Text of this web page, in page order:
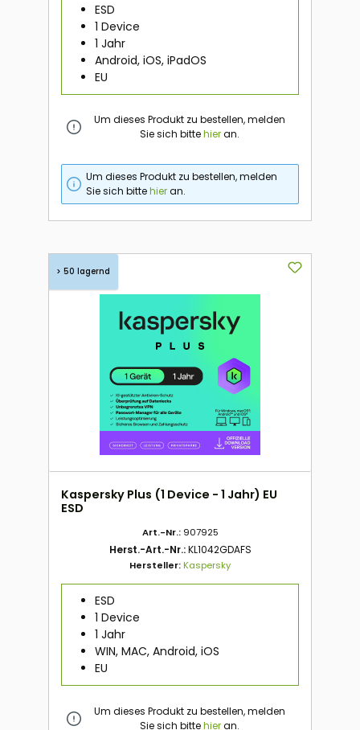
ESD
1 Device
1 Jahr
Android, iOS, iPadOS
EU
Um dieses Produkt zu bestellen, melden
Sie sich bittehieran.
Um dieses Produkt zu bestellen, melden
Sie sich bittehieran.
> 50 lagernd
Kaspersky Plus (1 Device - 1 Jahr) EU
ESD
Art.-Nr.: 907925
Herst.-Art.-Nr.:KL1042GDAFS
Hersteller:Kaspersky
ESD
1 Device
1 Jahr
WIN, MAC, Android, iOS
EU
Um dieses Produkt zu bestellen, melden
Sie sich bittehieran.